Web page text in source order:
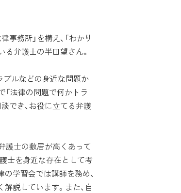
務所」を構え、「わかり
る弁護士の半田望さん。
ブルなどの身近な問題か
「法律の問題で何かトラ
でき、お役に立てる弁護
護士の敷居が高くあって
士を身近な存在として考
学習会では講師を務め、
説しています。また、自